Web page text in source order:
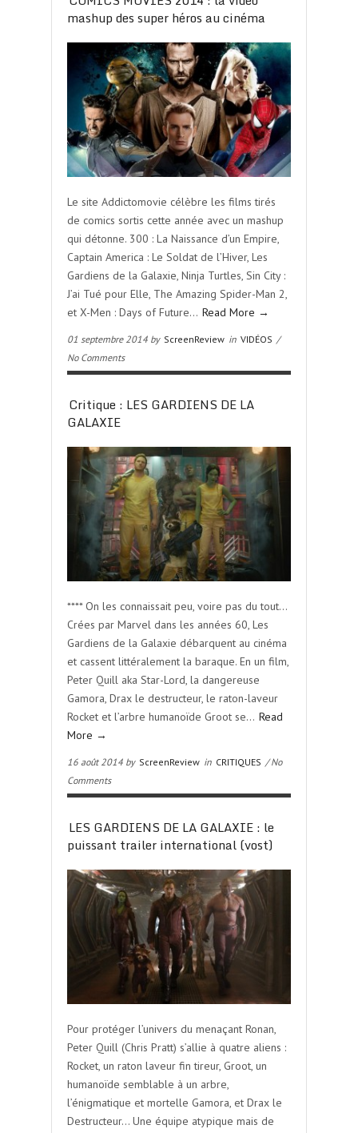
mashup des super héros au cinéma
Le site Addictomovie célèbre les films tirés
de comics sortis cette année avec un mashup
qui détonne. 300 : La Naissance d’un Empire,
Captain America : Le Soldat de l’Hiver, Les
Gardiens de la Galaxie, Ninja Turtles, Sin City :
J’ai Tué pour Elle, The Amazing Spider-Man 2,
et X-Men : Days of Future… Read More →
01 septembre 2014 by ScreenReview in VIDÉOS /
No Comments
Critique : LES GARDIENS DE LA
GALAXIE
**** On les connaissait peu, voire pas du tout…
Crées par Marvel dans les années 60, Les
Gardiens de la Galaxie débarquent au cinéma
et cassent littéralement la baraque. En un film,
Peter Quill aka Star-Lord, la dangereuse
Gamora, Drax le destructeur, le raton-laveur
Rocket et l’arbre humanoïde Groot se… Read
More →
16 août 2014 by ScreenReview in CRITIQUES / No
Comments
LES GARDIENS DE LA GALAXIE : le
puissant trailer international (vost)
Pour protéger l’univers du menaçant Ronan,
Peter Quill (Chris Pratt) s’allie à quatre aliens :
Rocket, un raton laveur fin tireur, Groot, un
humanoïde semblable à un arbre,
l’énigmatique et mortelle Gamora, et Drax le
Destructeur… Une équipe atypique mais de